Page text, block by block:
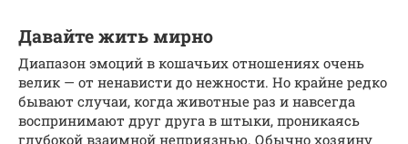
Давайте жить мирно
Диапазон эмоций в кошачьих отношениях очень
велик — от ненависти до нежности. Но крайне редко
бывают случаи, когда животные раз и навсегда
воспринимают друг друга в штыки, проникаясь
глубокой взаимной неприязнью. Обычно хозяину